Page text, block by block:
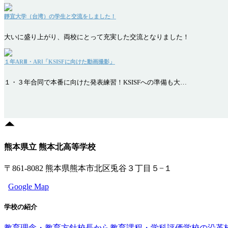
靜宜大学（台湾）の学生と交流をしました！
大いに盛り上がり、両校にとって充実した交流となりました！
１年ARⅢ・ARⅠ「KSISFに向けた動画撮影」
１・３年合同で本番に向けた発表練習！KSISFへの準備も大…
熊本県立 熊本北高等学校
〒861-8082 熊本県熊本市北区兎谷３丁目５−１
Google Map
学校の紹介